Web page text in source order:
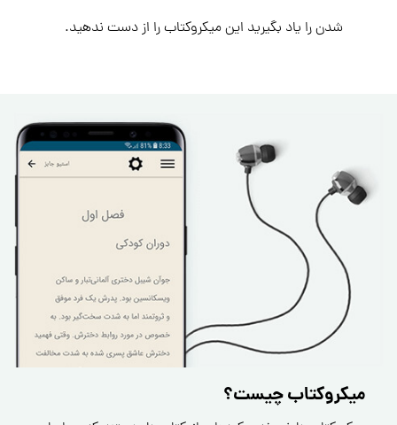
شدن را یاد بگیرید این میکروکتاب را از دست ندهید.
میکروکتاب چیست؟